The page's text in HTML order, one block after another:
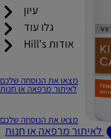
עיון
גלו עוד
אודות Hill's
מצאו את הנוסחה שלכם
לאיתור מרפאה או חנות
מצאו את הנוסחה שלכם
לאיתור מרפאה או חנות